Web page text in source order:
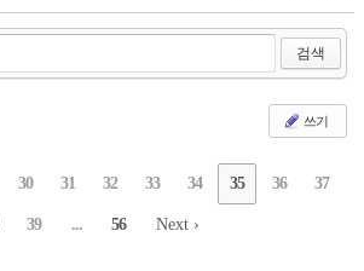
검색
쓰기
30 31 32 33 34 35 36 37
39 ... 56 Next ›